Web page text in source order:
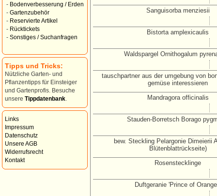
- Bodenverbesserung / Erden
- Gartenzubehör
- Reservierte Artikel
- Rücktickets
- Sonstiges / Suchanfragen
Tipps und Tricks:
Nützliche Garten- und
Pflanzentipps für Einsteiger
und Gartenprofis. Besuche
unsere Tippdatenbank
Links
Impressum
Datenschutz
Unsere AGB
Widerrufsrecht
Kontakt
Sanguisorba menziesii
Bistorta amplexicaulis
Waldspargel Ornithogalum
tauschpartner aus der umgebung von
gemüse interessieren
Mandragora officinalis
Stauden-Borretsch Borago
bew. Steckling Pelargonie Dimeierii
Blütenblattrückseite)
Rosenstecklinge
Duftgeranie 'Prince of